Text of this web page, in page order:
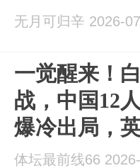
无月可归辛 2026-
一觉醒来！
战，中国12
爆冷出局，
体坛最前线66